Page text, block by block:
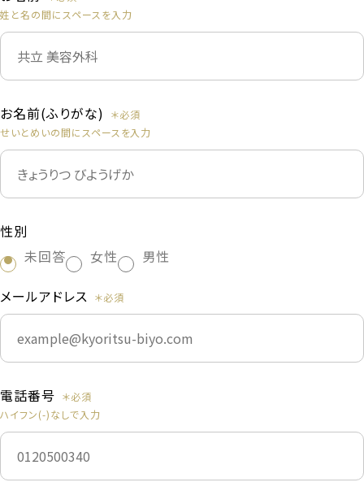
姓と名の間にスペースを入力
お名前(ふりがな)
せいとめいの間にスペースを入力
性別
未回答
女性 男性
メールアドレス
電話番号
ハイフン(-)なしで入力